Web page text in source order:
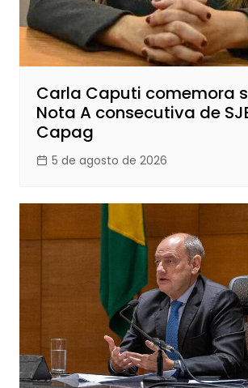
Carla Caputi comemora
Nota A consecutiva de
Capag
5 de agosto de 2026